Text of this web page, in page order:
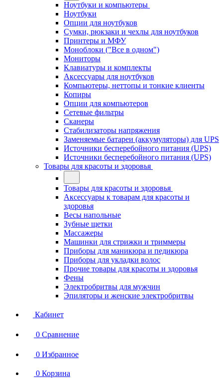
Ноутбуки и компьютеры
Ноутбуки
Опции для ноутбуков
Сумки, рюкзаки и чехлы для ноутбуков
Принтеры и МФУ
Моноблоки ("Все в одном")
Мониторы
Клавиатуры и комплекты
Аксессуары для ноутбуков
Компьютеры, неттопы и тонкие клиенты
Копиры
Опции для компьютеров
Сетевые фильтры
Сканеры
Стабилизаторы напряжения
Заменяемые батареи (аккумуляторы) для UPS
Источники бесперебойного питания (UPS)
Источники бесперебойного питания (UPS)
Товары для красоты и здоровья
Товары для красоты и здоровья
Аксессуары к товарам для красоты и
здоровья
Весы напольные
Зубные щетки
Массажеры
Машинки для стрижки и триммеры
Приборы для маникюра и педикюра
Приборы для укладки волос
Прочие товары для красоты и здоровья
Фены
Электробритвы для мужчин
Эпиляторы и женские электробритвы
Кабинет
0 Сравнение
0 Избранное
0 Корзина